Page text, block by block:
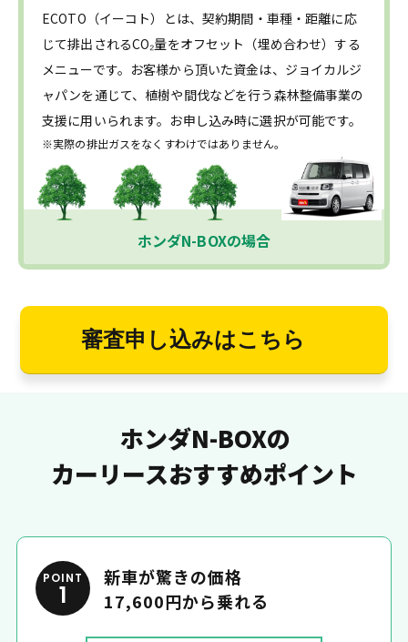
ECOTO（イーコト）とは、契約期間・車種・距離に応
じて排出されるCO₂量をオフセット（埋め合わせ）する
メニューです。お客様から頂いた資金は、ジョイカルジ
ャパンを通じて、植樹や間伐などを行う森林整備事業の
支援に用いられます。お申し込み時に選択が可能です。
※実際の排出ガスをなくすわけではありません。
ホンダN-BOXの場合
審査申し込みはこちら
ホンダN-BOXの
カーリースおすすめポイント
POINT
1
新車が驚きの価格
17,600円から乗れる